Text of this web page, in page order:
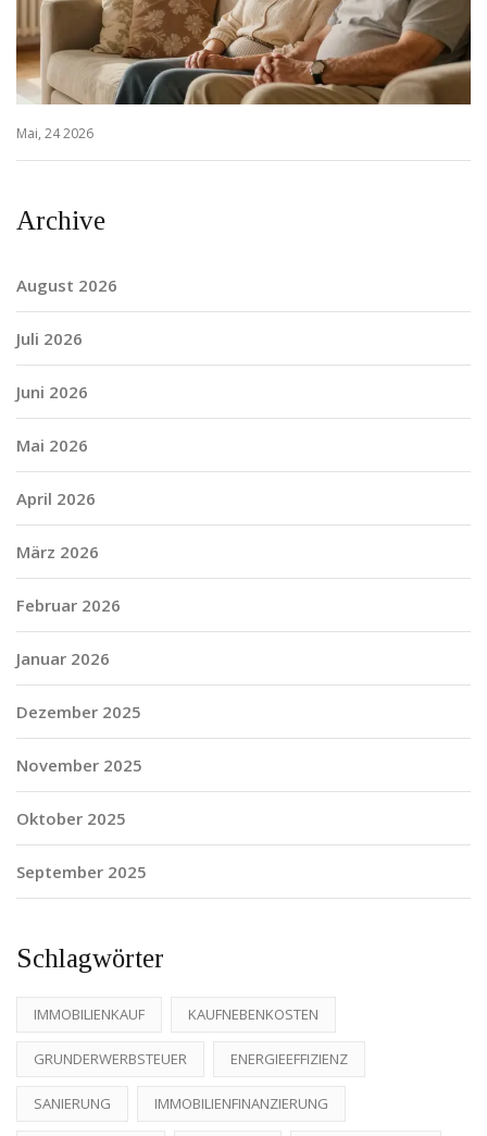
Mai, 24 2026
Archive
August 2026
Juli 2026
Juni 2026
Mai 2026
April 2026
März 2026
Februar 2026
Januar 2026
Dezember 2025
November 2025
Oktober 2025
September 2025
Schlagwörter
IMMOBILIENKAUF KAUFNEBENKOSTEN
GRUNDERWERBSTEUER ENERGIEEFFIZIENZ
SANIERUNG IMMOBILIENFINANZIERUNG